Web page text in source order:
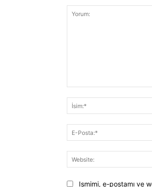
Ismimi, e-postamı ve